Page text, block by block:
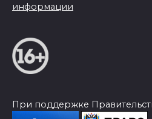
информации
При поддержке